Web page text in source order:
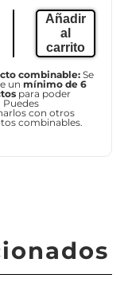
Añadir
al
carrito
combinable: Se
unmínimo de 6
para poder
Puedes
con otros
combinables.